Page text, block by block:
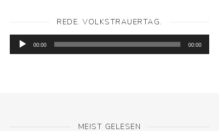
REDE. VOLKSTRAUERTAG.
Audio-
Player
00:00 00:00
MEIST GELESEN